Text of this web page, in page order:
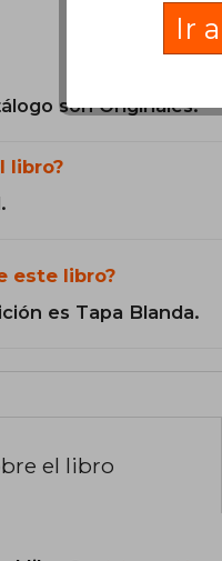
son Originales.
libro?
este libro?
es Tapa Blanda.
el libro
Ir